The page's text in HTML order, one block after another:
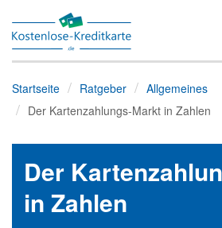
Startseite Ratgeber
Allgemeines
Der Kartenzahlungs-Markt in Zahlen
Der
in Zahlen